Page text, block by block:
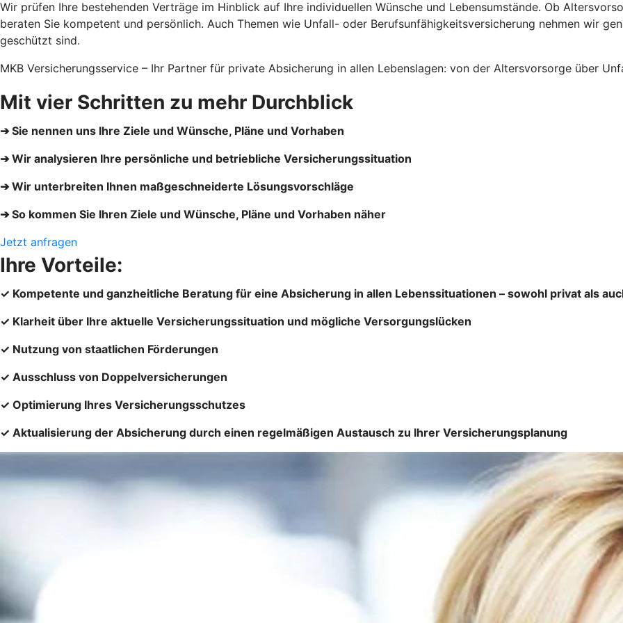
Wir prüfen Ihre bestehenden Verträge im Hinblick auf Ihre individuellen Wünsche und Lebensumstände. Ob
beraten Sie kompetent und persönlich. Auch Themen wie Unfall- oder Berufsunfähigkeitsversicherung nehmen wir
geschützt sind.
MKB Versicherungsservice – Ihr Partner für private Absicherung in allen Lebenslagen: von der Altersvorsorge über
Mit vier Schritten zu mehr Durchblick
➔ Sie nennen uns Ihre Ziele und Wünsche, Pläne und Vorhaben
➔ Wir analysieren Ihre persönliche und betriebliche Versicherungssituation
➔ Wir unterbreiten Ihnen maßgeschneiderte Lösungsvorschläge
➔ So kommen Sie Ihren Ziele und Wünsche, Pläne und Vorhaben näher
Jetzt anfragen
Ihre Vorteile:
✓ Kompetente und ganzheitliche Beratung für eine Absicherung in allen Lebenssituationen – sowohl privat als
✓ Klarheit über Ihre aktuelle Versicherungssituation und mögliche Versorgungslücken
✓ Nutzung von staatlichen Förderungen
✓ Ausschluss von Doppelversicherungen
✓ Optimierung Ihres Versicherungsschutzes
✓ Aktualisierung der Absicherung durch einen regelmäßigen Austausch zu Ihrer Versicherungsplanung